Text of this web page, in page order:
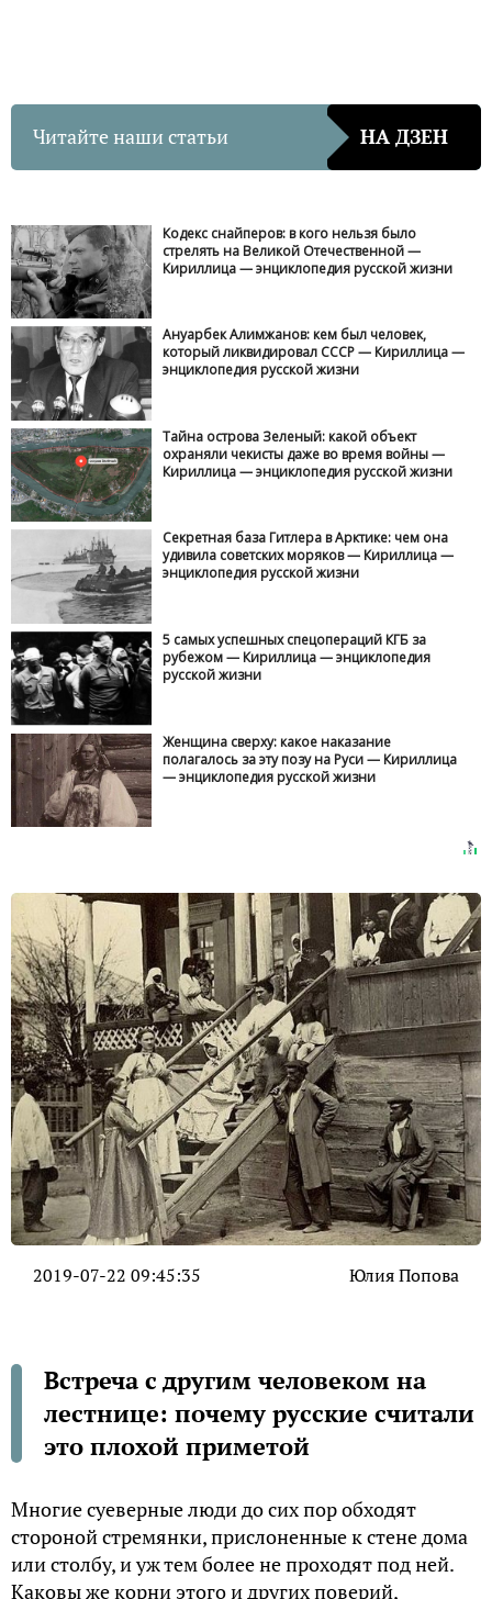
Читайте наши статьи НА ДЗЕН
Кодекс снайперов: в кого нельзя было
стрелять на Великой Отечественной —
Кириллица — энциклопедия русской жизни
Ануарбек Алимжанов: кем был человек,
который ликвидировал СССР — Кириллица —
энциклопедия русской жизни
Тайна острова Зеленый: какой объект
охраняли чекисты даже во время войны —
Кириллица — энциклопедия русской жизни
Секретная база Гитлера в Арктике: чем она
удивила советских моряков — Кириллица —
энциклопедия русской жизни
5 самых успешных спецопераций КГБ за
рубежом — Кириллица — энциклопедия
русской жизни
Женщина сверху: какое наказание
полагалось за эту позу на Руси — Кириллица
— энциклопедия русской жизни
2019-07-22 09:45:35 Юлия Попова
Встреча с другим человеком на
лестнице: почему русские считали
это плохой приметой
Многие суеверные люди до сих пор обходят
стороной стремянки, прислоненные к стене дома
или столбу, и уж тем более не проходят под ней.
Каковы же корни этого и других поверий,